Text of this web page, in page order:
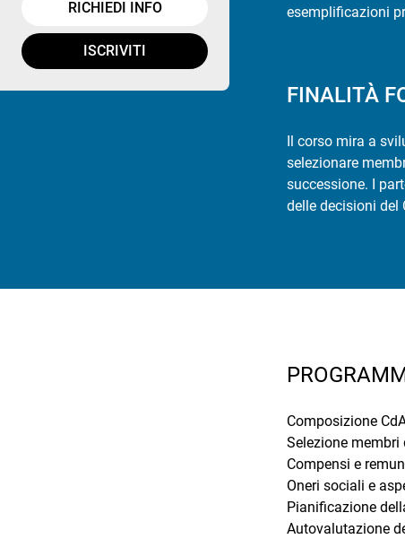
RICHIEDI INFO
ISCRIVITI
esemplificazioni
FINALITÀ
Il corso mira a
selezionare
successione. I
delle decisioni del
Composizione
Selezione
Compensi e
Oneri sociali e
Pianificazione
Autovalutazione